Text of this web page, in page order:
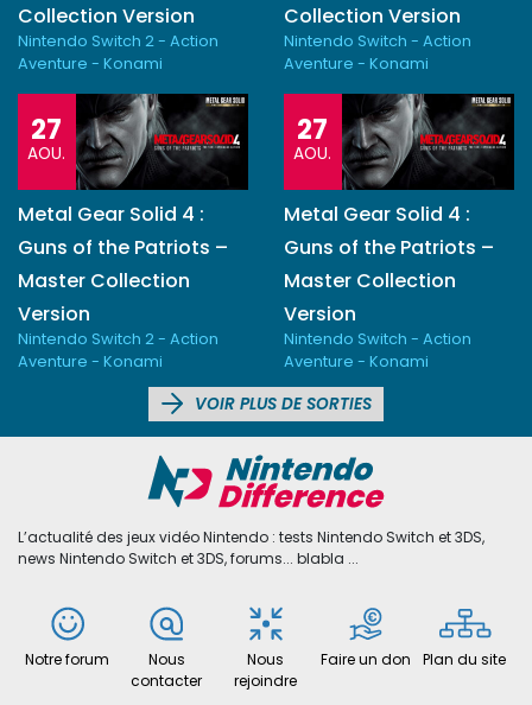
Collection Version
Nintendo Switch 2 - Action
Aventure - Konami
Collection Version
Nintendo Switch - Action
Aventure - Konami
27
AOU.
Metal Gear Solid 4 :
Guns of the Patriots –
Master Collection
Version
Nintendo Switch 2 - Action
Aventure - Konami
27
AOU.
Metal Gear Solid 4 :
Guns of the Patriots –
Master Collection
Version
Nintendo Switch - Action
Aventure - Konami
VOIR PLUS DE SORTIES
L’actualité des jeux vidéo Nintendo : tests Nintendo Switch et 3DS,
news Nintendo Switch et 3DS, forums... blabla ...
Notre forum
Nous
contacter
Nous
rejoindre
Faire un don Plan du site